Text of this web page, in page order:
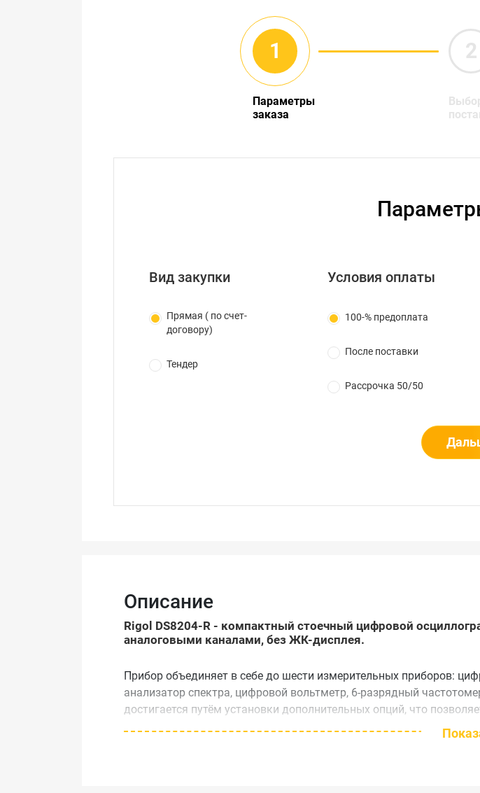
Описание
Rigol DS8204-R - компактный стоечный цифровой
аналоговыми каналами, без ЖК-дисплея.
Прибор объединяет в себе до шести измерительных приборов:
анализатор спектра, цифровой вольтметр, 6-разрядный
достигается путём установки дополнительных опций, что
Параметры
заказа
Вид закупки
Прямая ( по счет-
договору)
Тендер
Условия оплаты
100-% предоплата
После поставки
Рассрочка 50/50